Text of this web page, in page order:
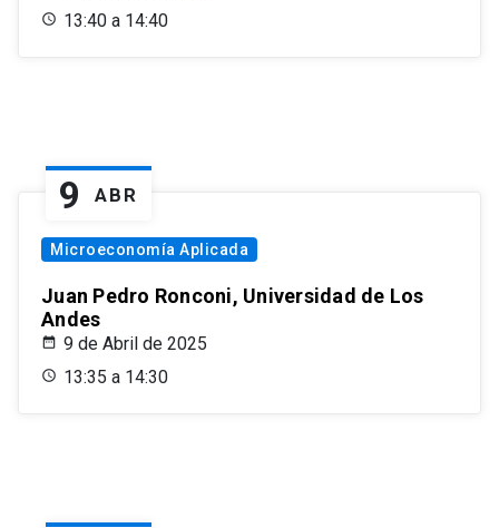
13:40 a 14:40
9 ABR
Microeconomía Aplicada
Juan Pedro Ronconi, Universidad de Los
Andes
9 de Abril de 2025
13:35 a 14:30